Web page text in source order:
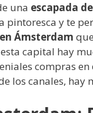
una escapada
y te
Ámsterdam
capital hay
compras
los canales, hay